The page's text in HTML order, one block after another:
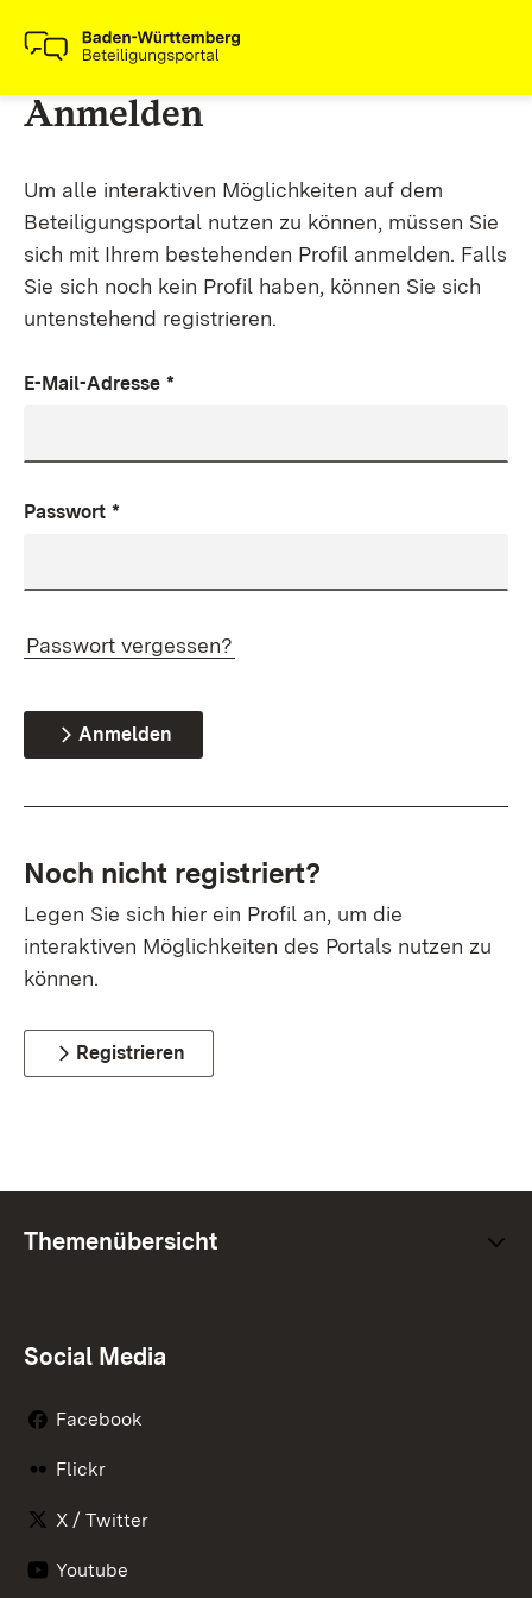
Anmelden
Um alle interaktiven Möglichkeiten auf dem
Beteiligungsportal nutzen zu können, müssen Sie
sich mit Ihrem bestehenden Profil anmelden. Falls
Sie sich noch kein Profil haben, können Sie sich
untenstehend registrieren.
E-Mail-Adresse *
Passwort *
Passwort vergessen?
Anmelden
Noch nicht registriert?
Legen Sie sich hier ein Profil an, um die
interaktiven Möglichkeiten des Portals nutzen zu
können.
Registrieren
Themenübersicht
Social Media
Facebook
Flickr
X / Twitter
Youtube